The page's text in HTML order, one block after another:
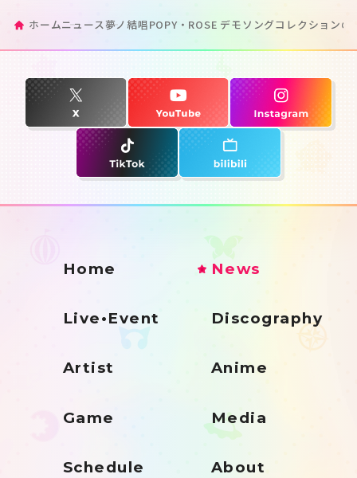
ホームニュース夢ノ結唱POPY・ROSE デモソングコレクション
Home News
Live•Event Discography
Artist Anime
Game Media
Schedule About